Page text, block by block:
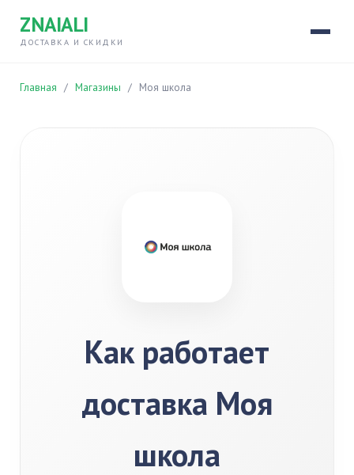
ZNAIALI
ДОСТАВКА И СКИДКИ
Главная / Магазины / Моя школа
Как работает
доставка Моя
школа